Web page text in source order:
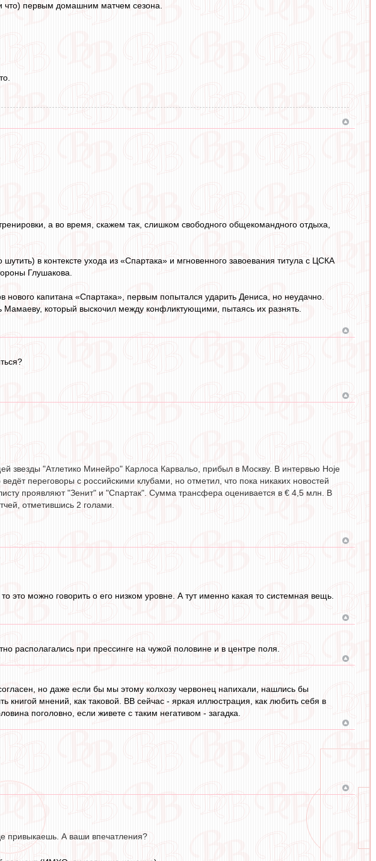
что) первым домашним матчем сезона.
а во время, скажем так, слишком свободного общекомандного отдыха,
в контексте ухода из «Спартака» и мгновенного завоевания титула с ЦСКА
Глушакова.
капитана «Спартака», первым попытался ударить Дениса, но неудачно.
Мамаеву, который выскочил между конфликтующими, пытаясь их разнять.
звезды "Атлетико Минейро" Карлоса Карвальо, прибыл в Москву. В интервью Hoje
переговоры с российскими клубами, но отметил, что пока никаких новостей
проявляют "Зенит" и "Спартак". Сумма трансфера оценивается в € 4,5 млн. В
отметившись 2 голами.
это можно говорить о его низком уровне. А тут именно какая то системная вещь.
располагались при прессинге на чужой половине и в центре поля.
но даже если бы мы этому колхозу червонец напихали, нашлись бы
книгой мнений, как таковой. ВВ сейчас - яркая иллюстрация, как любить себя в
поголовно, если живете с таким негативом - загадка.
привыкаешь. А ваши впечатления?